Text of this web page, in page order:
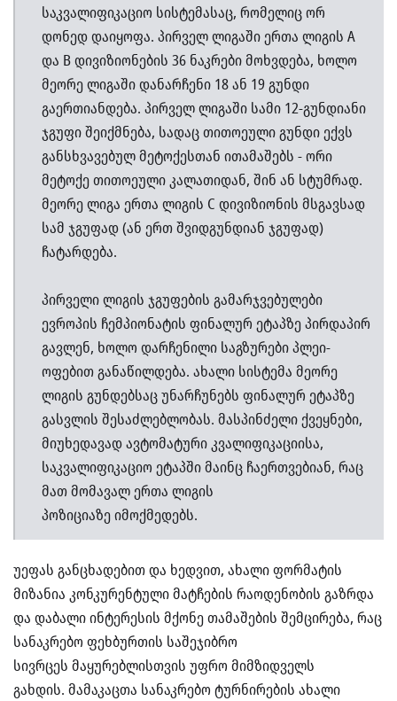
საკვალიფიკაციო სისტემასაც, რომელიც ორ
დონედ დაიყოფა. პირველ ლიგაში ერთა ლიგის A
და B დივიზიონების 36 ნაკრები მოხვდება, ხოლო
მეორე ლიგაში დანარჩენი 18 ან 19 გუნდი
გაერთიანდება. პირველ ლიგაში სამი 12-გუნდიანი
ჯგუფი შეიქმნება, სადაც თითოეული გუნდი ექვს
განსხვავებულ მეტოქესთან ითამაშებს - ორი
მეტოქე თითოეული კალათიდან, შინ ან სტუმრად.
მეორე ლიგა ერთა ლიგის C დივიზიონის მსგავსად
სამ ჯგუფად (ან ერთ შვიდგუნდიან ჯგუფად)
ჩატარდება.
პირველი ლიგის ჯგუფების გამარჯვებულები
ევროპის ჩემპიონატის ფინალურ ეტაპზე პირდაპირ
გავლენ, ხოლო დარჩენილი საგზურები პლეი-
ოფებით განაწილდება. ახალი სისტემა მეორე
ლიგის გუნდებსაც უნარჩუნებს ფინალურ ეტაპზე
გასვლის შესაძლებლობას. მასპინძელი ქვეყნები,
მიუხედავად ავტომატური კვალიფიკაციისა,
საკვალიფიკაციო ეტაპში მაინც ჩაერთვებიან, რაც
მათ მომავალ ერთა ლიგის
პოზიციაზე იმოქმედებს.
უეფას განცხადებით და ხედვით, ახალი ფორმატის
მიზანია კონკურენტული მატჩების რაოდენობის გაზრდა
და დაბალი ინტერესის მქონე თამაშების შემცირება, რაც
სანაკრებო ფეხბურთის საშეჯიბრო
სივრცეს მაყურებლისთვის უფრო მიმზიდველს
გახდის. მამაკაცთა სანაკრებო ტურნირების ახალი